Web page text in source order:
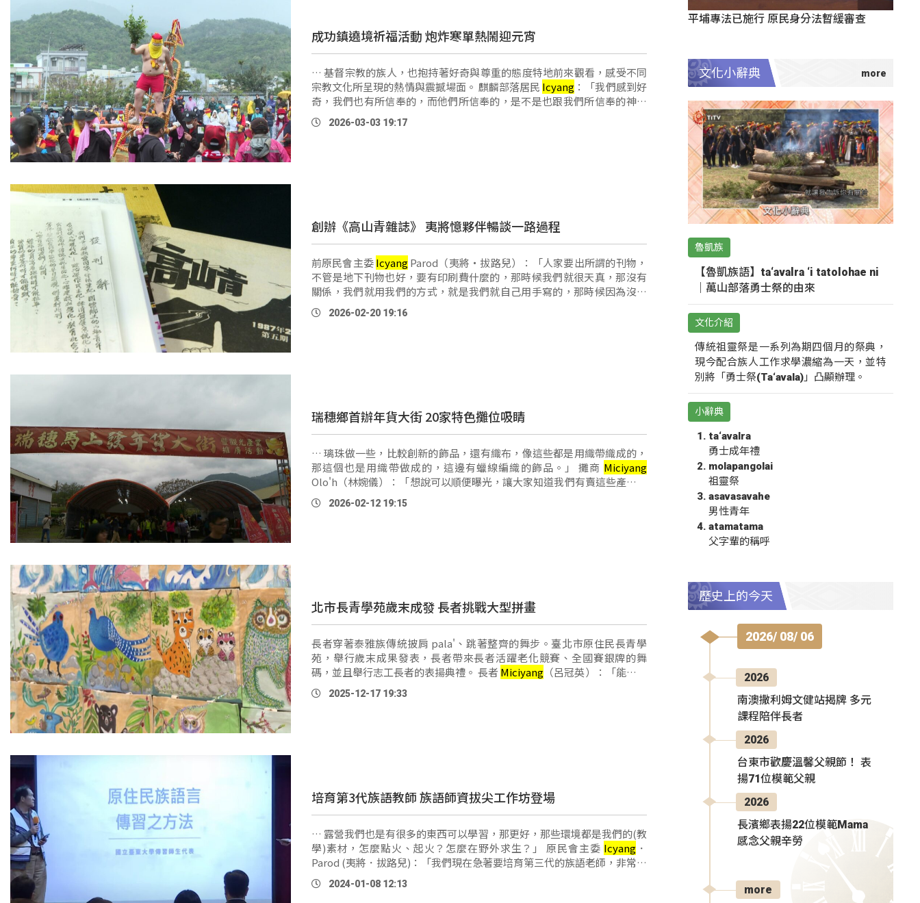
成功鎮遶境祈福活動 炮炸寒單熱鬧迎元宵
… 基督宗教的族人，也抱持著好奇與尊重的態度特地前來觀看，感受不同
宗教文化所呈現的熱情與震撼場面。 麒麟部落居民 Icyang ：「我們感到好
奇，我們也有所信奉的，而他們所信奉的，是不是也跟我們所信奉的神一
樣？所以我們就來觀看他們熱鬧的活 …
2026-03-03 19:17
創辦《高山青雜誌》 夷將憶夥伴暢談一路過程
前原民會主委IcyangParod（夷將‧拔路兒）：「人家要出所謂的刊物，
不管是地下刊物也好，要有印刷費什麼的，那時候我們就很天真，那沒有
關係，我們就用我們的方式，就是我們就自己用手寫的，那時候因為沒有
很多的錢，可以拿去打字行打字，所以就想說找其 …
2026-02-20 19:16
瑞穗鄉首辦年貨大街 20家特色攤位吸睛
… 璃珠做一些，比較創新的飾品，還有織布，像這些都是用織帶織成的，
那這個也是用織帶做成的，這邊有蠟線編織的飾品。」 攤商 Miciyang
Olo'h（林婉儀）：「想說可以順便曝光，讓大家知道我們有賣這些產品，
2026-02-12 19:15
北市長青學苑歲末成發 長者挑戰大型拼畫
長者穿著泰雅族傳統披肩 pala'、跳著整齊的舞步。臺北市原住民長青學
苑，舉行歲末成果發表，長者帶來長者活躍老化競賽、全國賽銀牌的舞
碼，並且舉行志工長者的表揚典禮。 長者Miciyang （呂冠英）：「能有這
種的活動讓我們有，長生不老（延緩老化）而且學以致 …
2025-12-17 19:33
培育第3代族語教師 族語師資拔尖工作坊登場
… 露營我們也是有很多的東西可以學習，那更好，那些環境都是我們的(教
學)素材，怎麼點火、起火？怎麼在野外求生？」 原民會主委 Icyang ．
Parod (夷將．拔路兒)：「我們現在急著要培育第三代的族語老師，非常地
不容易，因為大家是在你的父母、你的家庭已經不講族語 …
2024-01-08 12:13
平埔專法已施行 原民身分法暫緩審查
文化小辭典
魯凱族
【魯凱族語】ta‘avalra ‘i tatolohae ni
｜萬山部落勇士祭的由來
文化介紹
傳統祖靈祭是一系列為期四個月的祭典，
現今配合族人工作求學濃縮為一天，並特
別將「勇士祭(Ta‘avala)」凸顯辦理。
小辭典
ta‘avalra
勇士成年禮
molapangolai
祖靈祭
asavasavahe
男性青年
atamatama
父字輩的稱呼
歷史上的今天
2026/ 08/ 06
2026
南澳撒利姆文健站揭牌 多元
課程陪伴長者
2026
台東市歡慶溫馨父親節！ 表
揚71位模範父親
2026
長濱鄉表揚22位模範Mama
感念父親辛勞
more